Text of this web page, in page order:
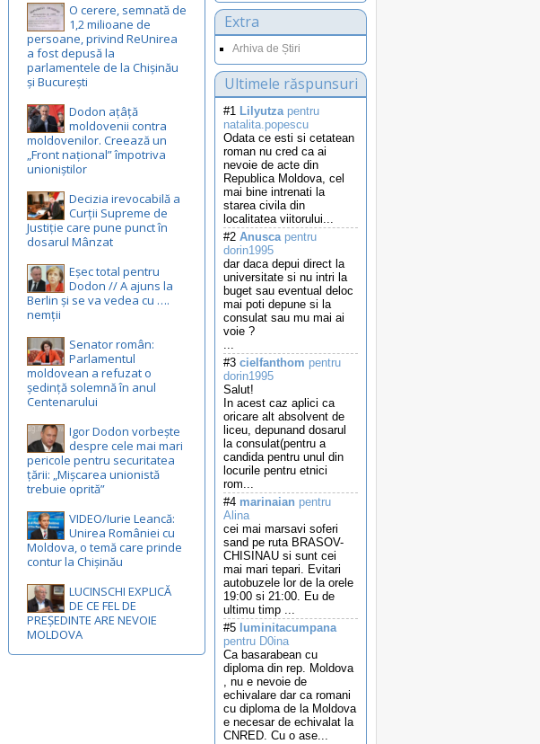
Extra
Arhiva de Știri
Ultimele răspunsuri
#1 Lilyutzapentru
natalita.popescu
Odata ce esti si cetatean
roman nu cred ca ai
nevoie de acte din
Republica Moldova, cel
mai bine intrenati la
starea civila din
localitatea viitorului...
#2 Anuscapentru
dorin1995
dar daca depui direct la
universitate si nu intri la
buget sau eventual deloc
mai poti depune si la
consulat sau mu mai ai
voie ?
...
#3 cielfanthom pentru
dorin1995
Salut!
In acest caz aplici ca
oricare alt absolvent de
liceu, depunand dosarul
la consulat(pentru a
candida pentru unul din
locurile pentru etnici
rom...
#4 marinaian pentru
Alina
cei mai marsavi soferi
sand pe ruta BRASOV-
CHISINAU si sunt cei
mai mari tepari. Evitari
autobuzele lor de la orele
19:00 si 21:00. Eu de
ultimu timp ...
#5 luminitacumpana
pentru D0ina
Ca basarabean cu
diploma din rep. Moldova
, nu e nevoie de
echivalare dar ca romani
cu diploma de la Moldova
e necesar de echivalat la
CNRED. Cu o ase...
O cerere, semnată de
1,2 milioane de
persoane, privind ReUnirea
a fost depusă la
parlamentele de la Chișinău
și București
Dodon ațâță
moldovenii contra
moldovenilor. Creează un
„Front național” împotriva
unioniștilor
Decizia irevocabilă a
Curții Supreme de
Justiție care pune punct în
dosarul Mânzat
Eșec total pentru
Dodon // A ajuns la
Berlin și se va vedea cu ….
nemții
Senator român:
Parlamentul
moldovean a refuzat o
ședință solemnă în anul
Centenarului
Igor Dodon vorbește
despre cele mai mari
pericole pentru securitatea
țării: „Mișcarea unionistă
trebuie oprită”
VIDEO/Iurie Leancă:
Unirea României cu
Moldova, o temă care prinde
contur la Chișinău
LUCINSCHI EXPLICĂ
DE CE FEL DE
PREȘEDINTE ARE NEVOIE
MOLDOVA